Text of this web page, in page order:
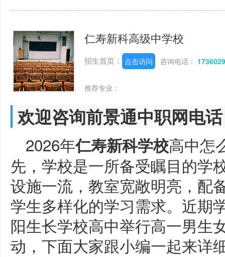
仁寿新科高级中学校
招生首页： 点击访问 咨询电话：
推荐专业：
欢迎咨询前景通中职网电
2026年仁寿新科学校高中怎
先，学校是一所备受瞩目的学
设施一流，教室宽敞明亮，配
学生多样化的学习需求。近期
阳生长学校高中举行高一男生
动，下面大家跟小编一起来详